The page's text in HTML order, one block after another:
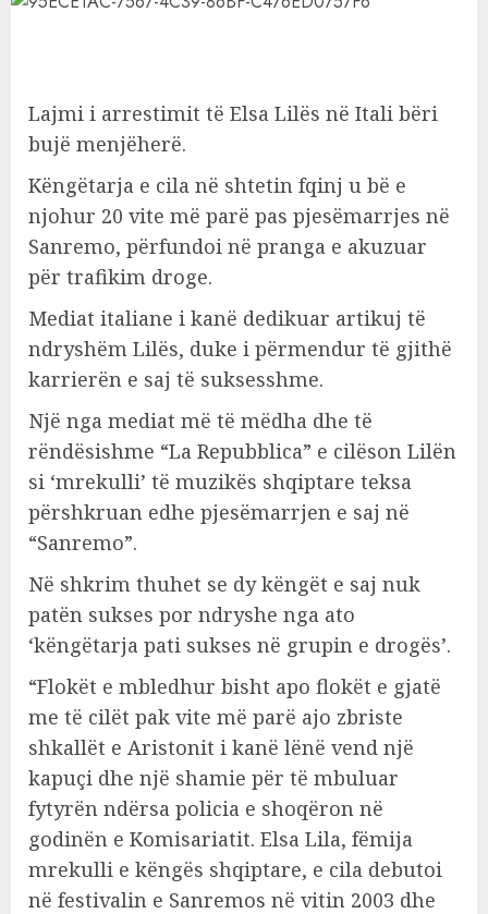
Lajmi i arrestimit të Elsa Lilës në Itali bëri
bujë menjëherë.
Këngëtarja e cila në shtetin fqinj u bë e
njohur 20 vite më parë pas pjesëmarrjes në
Sanremo, përfundoi në pranga e akuzuar
për trafikim droge.
Mediat italiane i kanë dedikuar artikuj të
ndryshëm Lilës, duke i përmendur të gjithë
karrierën e saj të suksesshme.
Një nga mediat më të mëdha dhe të
rëndësishme “La Repubblica” e cilëson Lilën
si ‘mrekulli’ të muzikës shqiptare teksa
përshkruan edhe pjesëmarrjen e saj në
“Sanremo”.
Në shkrim thuhet se dy këngët e saj nuk
patën sukses por ndryshe nga ato
‘këngëtarja pati sukses në grupin e drogës’.
“Flokët e mbledhur bisht apo flokët e gjatë
me të cilët pak vite më parë ajo zbriste
shkallët e Aristonit i kanë lënë vend një
kapuçi dhe një shamie për të mbuluar
fytyrën ndërsa policia e shoqëron në
godinën e Komisariatit. Elsa Lila, fëmija
mrekulli e këngës shqiptare, e cila debutoi
në festivalin e Sanremos në vitin 2003 dhe